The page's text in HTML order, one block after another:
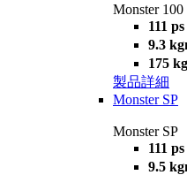
Monster 100
111 ps
9.3
175 kg
製品詳細
Monster SP
Monster SP
111 ps
9.5